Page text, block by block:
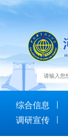
综合信息
调研宣传